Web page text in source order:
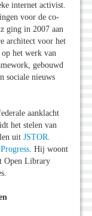
internet activist.
voor de co-
ging in 2007 aan
architect voor het
het werk van
gebouwd
sociale nieuws
aanklacht
het stelen van
uit JSTOR.
. Hij woont
Open Library